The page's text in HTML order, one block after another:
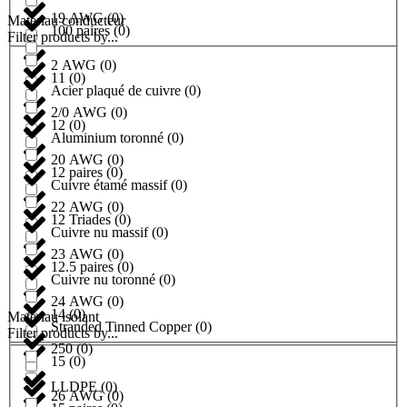
19 AWG(0)
2 AWG (0)
2/0 AWG (0)
20 AWG (0)
22 AWG (0)
23 AWG (0)
24 AWG (0)
250(0)
26 AWG(0)
100 paires(0)
11 (0)
12 (0)
12 paires (0)
12 Triades(0)
12.5 paires (0)
14(0)
15 (0)
Matériau conducteur
Filter products by...
Acier plaqué de cuivre (0)
Aluminium toronné (0)
Cuivre étamé massif(0)
Cuivre nu massif(0)
Cuivre nu toronné (0)
Stranded Tinned Copper(0)
Matériau isolant
Filter products by...
LLDPE (0)